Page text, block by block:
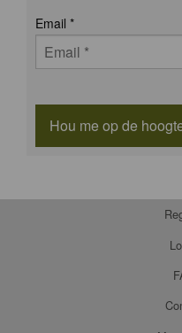
Email *
Hou me op de